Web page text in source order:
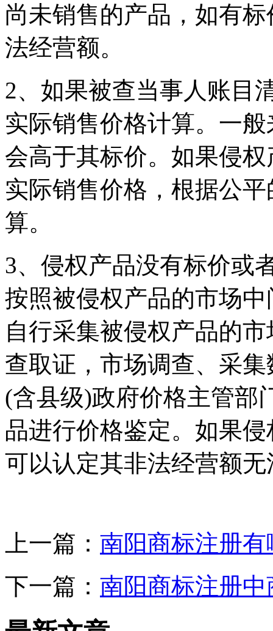
尚未销售的产品，如有
法经营额。
2、如果被查当事人账目
实际销售价格计算。一
会高于其标价。如果侵
实际销售价格，根据公
算。
3、侵权产品没有标价或
按照被侵权产品的市场
自行采集被侵权产品的
查取证，市场调查、采
(含县级)政府价格主管部
品进行价格鉴定。如果
可以认定其非法经营额
上一篇： 南阳商标注册
下一篇： 南阳商标注册